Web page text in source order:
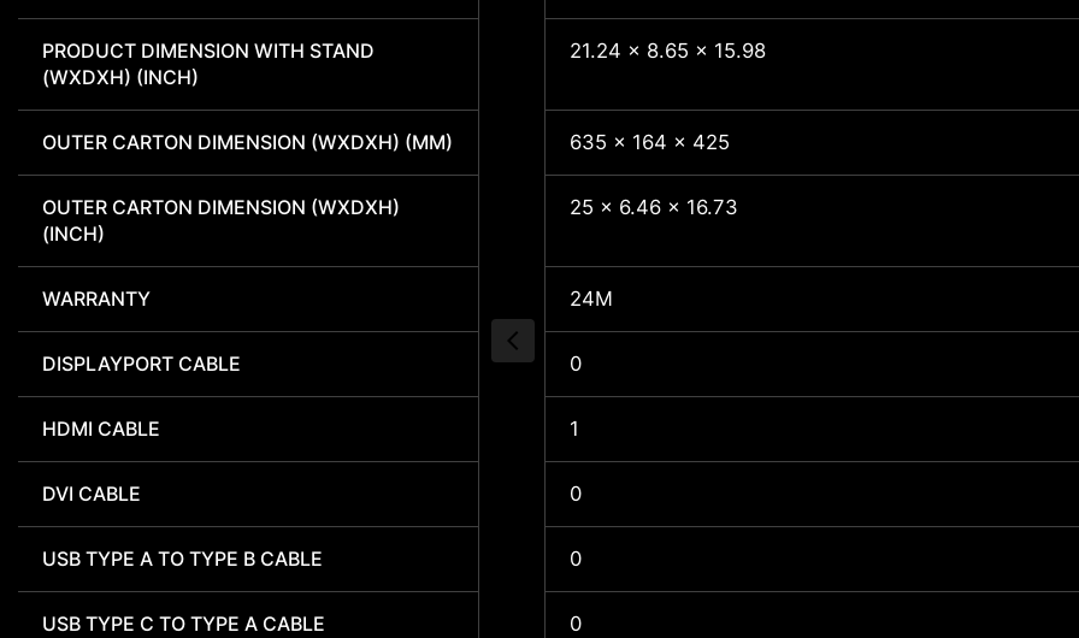
PRODUCT DIMENSION WITH STAND
(WXDXH) (INCH)
21.24 x 8.65 x 15.98
OUTER CARTON DIMENSION (WXDXH) (MM) 635 x 164 x 425
OUTER CARTON DIMENSION (WXDXH)
(INCH)
25 x 6.46 x 16.73
WARRANTY 24M
DISPLAYPORT CABLE 0
HDMI CABLE 1
DVI CABLE 0
USB TYPE A TO TYPE B CABLE 0
USB TYPE C TO TYPE A CABLE 0